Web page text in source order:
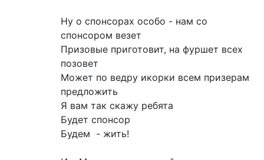
Ну о спонсорах особо - нам со
спонсором везет
Призовые приготовит, на фуршет всех
позовет
Может по ведру икорки всем призерам
предложить
Я вам так скажу ребята
Будет спонсор
Будем - жить!